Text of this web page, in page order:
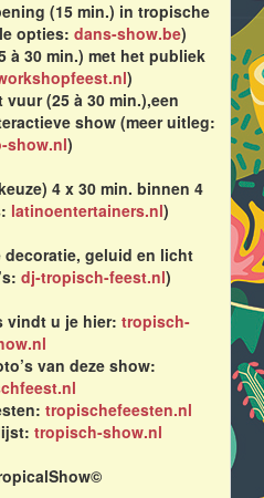
(15 min.) in tropische
opties: dans-show.be)
à 30 min.) met het publiek
)
(25 à 30 min.),een
show (meer uitleg:
show.nl)
4 x 30 min. binnen 4
latinoentertainers.nl)
geluid en licht
dj-tropisch-feest.nl)
vindt u je hier: tropisch-
van deze show:
tropischefeesten.nl
tropisch-show.nl